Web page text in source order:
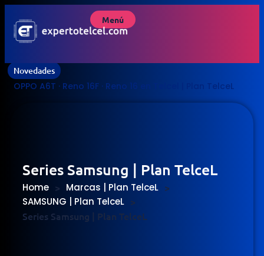
Menú
Novedades
OPPO A6T · Reno 16F · Reno 16 en Telcel | Plan TelceL
Series Samsung | Plan TelceL
Home > Marcas | Plan TelceL >
SAMSUNG | Plan TelceL >
Series Samsung | Plan TelceL